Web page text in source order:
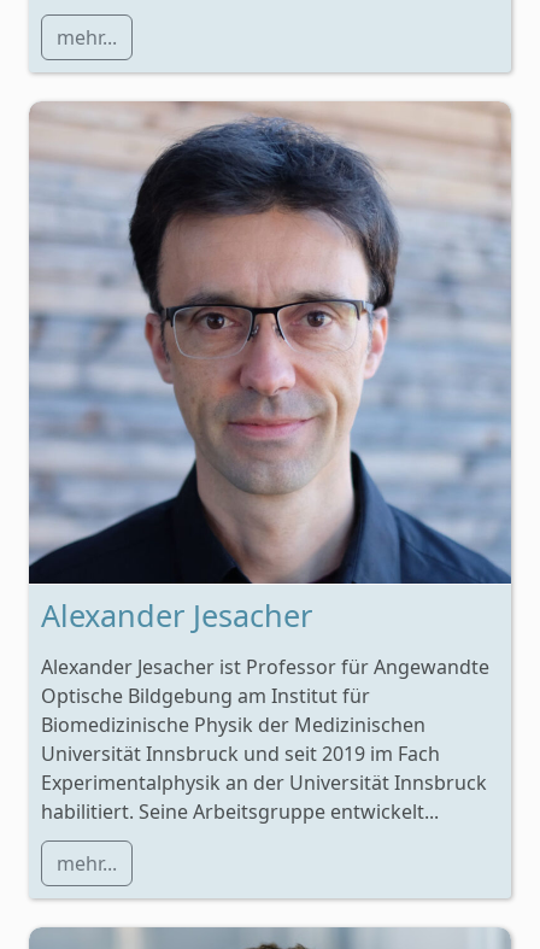
mehr...
Alexander Jesacher
Alexander Jesacher ist Professor für Angewandte
Optische Bildgebung am Institut für
Biomedizinische Physik der Medizinischen
Universität Innsbruck und seit 2019 im Fach
Experimentalphysik an der Universität Innsbruck
habilitiert. Seine Arbeitsgruppe entwickelt...
mehr...